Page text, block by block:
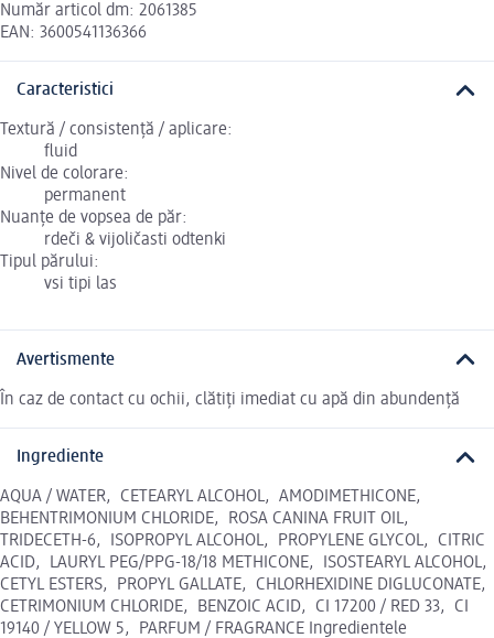
Număr articol dm: 2061385
EAN: 3600541136366
Caracteristici
Textură / consistență / aplicare:
fluid
Nivel de colorare:
permanent
Nuanțe de vopsea de păr:
rdeči & vijoličasti odtenki
Tipul părului:
vsi tipi las
Avertismente
În caz de contact cu ochii, clătiți imediat cu apă din abundență
Ingrediente
AQUA / WATER, CETEARYL ALCOHOL, AMODIMETHICONE,
BEHENTRIMONIUM CHLORIDE, ROSA CANINA FRUIT OIL,
TRIDECETH-6, ISOPROPYL ALCOHOL, PROPYLENE GLYCOL, CITRIC
ACID, LAURYL PEG/PPG-18/18 METHICONE, ISOSTEARYL ALCOHOL,
CETYL ESTERS, PROPYL GALLATE, CHLORHEXIDINE DIGLUCONATE,
CETRIMONIUM CHLORIDE, BENZOIC ACID, CI 17200 / RED 33, CI
19140 / YELLOW 5, PARFUM / FRAGRANCE Ingredientele